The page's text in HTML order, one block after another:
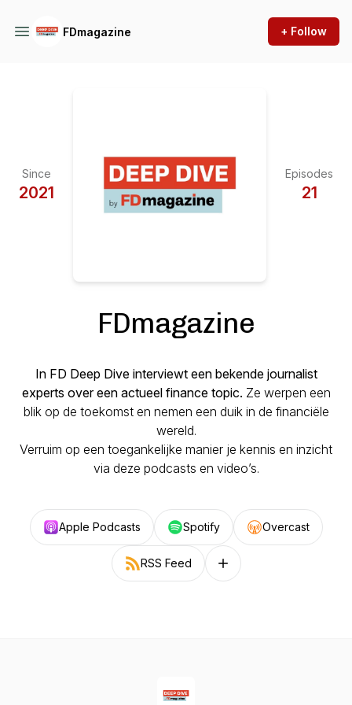
FDmagazine + Follow
Since
2021
Episodes
21
FDmagazine
In FD Deep Dive interviewt een bekende journalist
experts over een actueel finance topic. Ze werpen een
blik op de toekomst en nemen een duik in de financiële
wereld.
Verruim op een toegankelijke manier je kennis en inzicht
via deze podcasts en video’s.
Apple Podcasts Spotify Overcast
RSS Feed Follow on other platforms